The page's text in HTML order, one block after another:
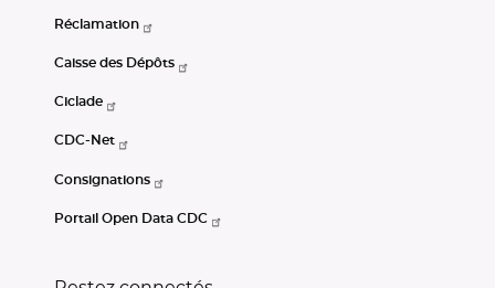
Réclamation
Caisse des Dépôts
Ciclade
CDC-Net
Consignations
Portail Open Data CDC